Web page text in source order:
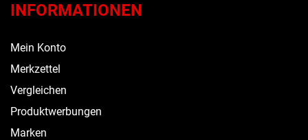
INFORMATIONEN
Mein Konto
Merkzettel
Vergleichen
Produktwerbungen
Marken